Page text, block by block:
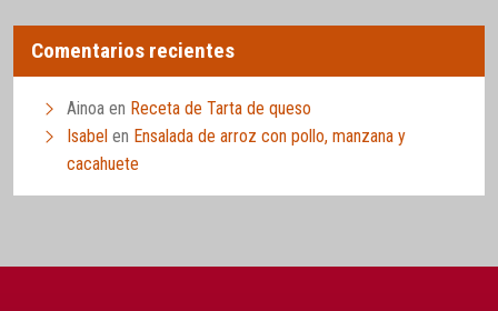
Comentarios recientes
Ainoa en Receta de Tarta de queso
Isabel en Ensalada de arroz con pollo, manzana y
cacahuete